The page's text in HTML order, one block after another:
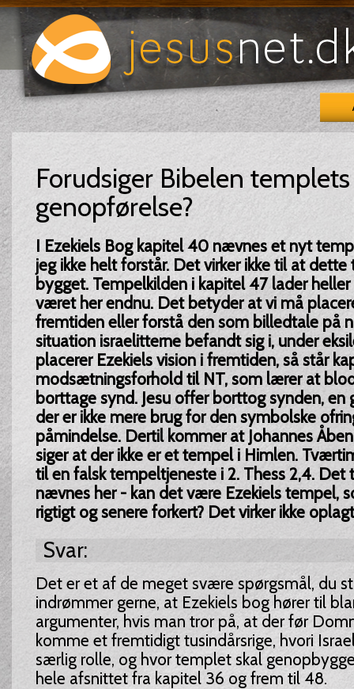
Forudsiger Bibelen templets
genopførelse?
I Ezekiels Bog kapitel 40 nævnes et nyt
jeg ikke helt forstår. Det virker ikke til at
bygget. Tempelkilden i kapitel 47 lader
været her endnu. Det betyder at vi må
fremtiden eller forstå den som billedtale på
situation israelitterne befandt sig i, under
placerer Ezekiels vision i fremtiden, så står
modsætningsforhold til NT, som lærer at
borttage synd. Jesu offer borttog synden, en
der er ikke mere brug for den symbolske
påmindelse. Dertil kommer at Johannes
siger at der ikke er et tempel i Himlen.
til en falsk tempeltjeneste i 2. Thess 2,4. Det
nævnes her - kan det være Ezekiels tempel,
rigtigt og senere forkert? Det virker ikke
Svar:
Det er et af de meget svære spørgsmål, du
indrømmer gerne, at Ezekiels bog hører til
argumenter, hvis man tror på, at der før
komme et fremtidigt tusindårsrige, hvori
særlig rolle, og hvor templet skal
hele afsnittet fra kapitel 36 og frem til 48.